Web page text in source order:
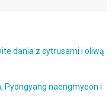
dania z cytrusami i oliwą
Pyongyang naengmyeon i